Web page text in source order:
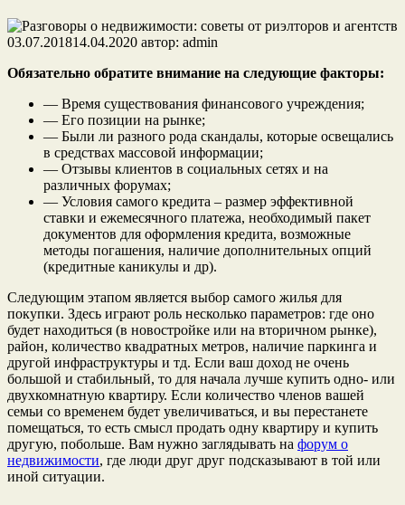
03.07.201814.04.2020 автор: admin
Обязательно обратите внимание на следующие факторы:
— Время существования финансового учреждения;
— Его позиции на рынке;
— Были ли разного рода скандалы, которые освещались
в средствах массовой информации;
— Отзывы клиентов в социальных сетях и на
различных форумах;
— Условия самого кредита – размер эффективной
ставки и ежемесячного платежа, необходимый пакет
документов для оформления кредита, возможные
методы погашения, наличие дополнительных опций
(кредитные каникулы и др).
Следующим этапом является выбор самого жилья для
покупки. Здесь играют роль несколько параметров: где оно
будет находиться (в новостройке или на вторичном рынке),
район, количество квадратных метров, наличие паркинга и
другой инфраструктуры и тд. Если ваш доход не очень
большой и стабильный, то для начала лучше купить одно- или
двухкомнатную квартиру. Если количество членов вашей
семьи со временем будет увеличиваться, и вы перестанете
помещаться, то есть смысл продать одну квартиру и купить
другую, побольше. Вам нужно заглядывать на форум о
недвижимости, где люди друг друг подсказывают в той или
иной ситуации.